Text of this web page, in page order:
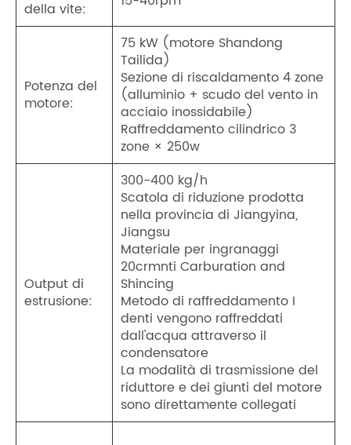
della vite:
Potenza del
motore:
75 kW (motore Shandong
Tailida)
Sezione di riscaldamento 4 zone
(alluminio + scudo del vento in
acciaio inossidabile)
Raffreddamento cilindrico 3
zone × 250w
Output di
estrusione:
300-400 kg/h
Scatola di riduzione prodotta
nella provincia di Jiangyina,
Jiangsu
Materiale per ingranaggi
20crmnti Carburation and
Shincing
Metodo di raffreddamento I
denti vengono raffreddati
dall'acqua attraverso il
condensatore
La modalità di trasmissione del
riduttore e dei giunti del motore
sono direttamente collegati